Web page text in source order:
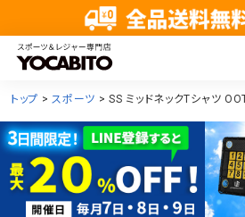
トップ スポーツ SS ミッドネックTシャツ